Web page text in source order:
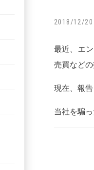
2018/12/20
最近、エ
売買など
現在、報
当社を騙